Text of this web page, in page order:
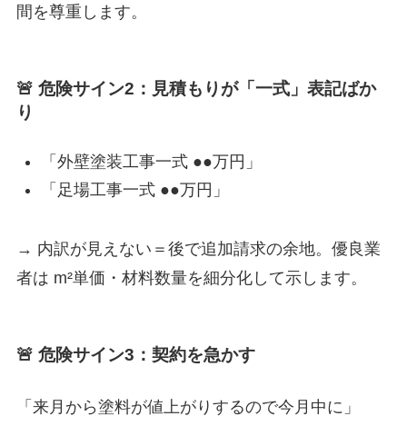
間を尊重します。
🚨 危険サイン2：見積もりが「一式」表記ばか
り
「外壁塗装工事一式 ●●万円」
「足場工事一式 ●●万円」
→ 内訳が見えない＝後で追加請求の余地。優良業
者は m²単価・材料数量を細分化して示します。
🚨 危険サイン3：契約を急かす
「来月から塗料が値上がりするので今月中に」